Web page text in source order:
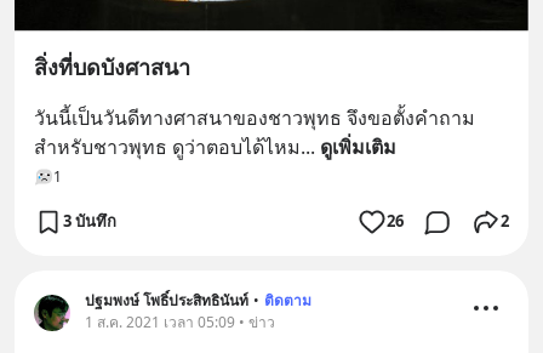
สิ่งที่บดบังศาสนา
วันนี้เป็นวันดีทางศาสนาของชาวพุทธ จึงขอตั้งคำถาม
สำหรับชาวพุทธ ดูว่าตอบได้ไหม... ดูเพิ่มเติม
1
3 บันทึก 26 2
ปฐมพงษ์ โพธิ์ประสิทธินันท์ • ติดตาม
1 ส.ค. 2021 เวลา 05:09 • ข่าว